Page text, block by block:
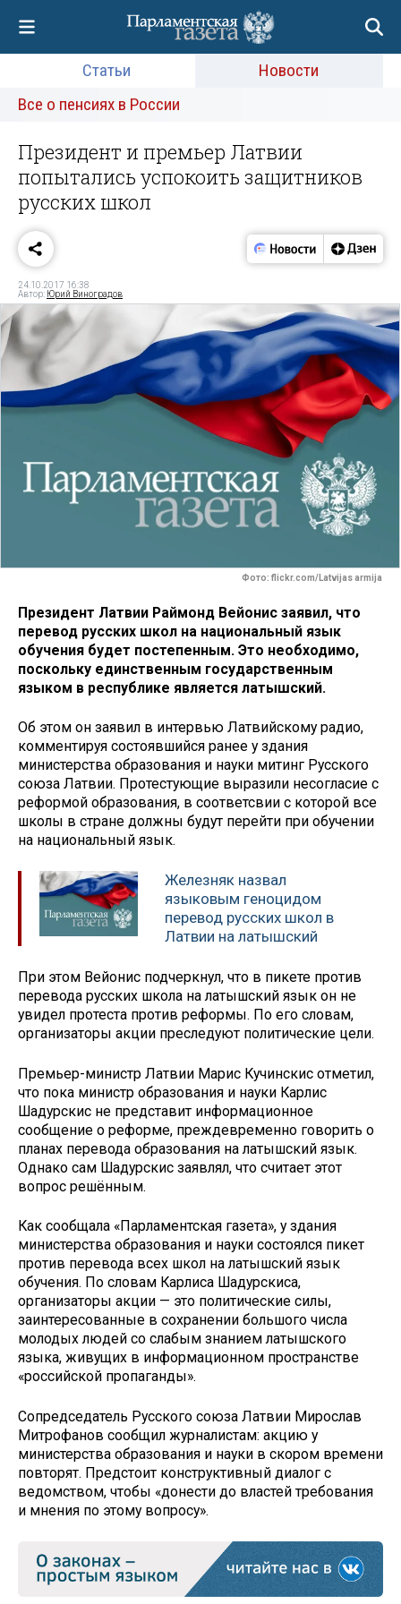
Статьи
Новости
Все о пенсиях в России
Президент и премьер Латвии
попытались успокоить защитников
русских школ
24.10.2017 16:38
Автор: Юрий Виноградов
Фото: flickr.com/Latvijas armija
Президент Латвии Раймонд Вейонис заявил, что
перевод русских школ на национальный язык
обучения будет постепенным. Это необходимо,
поскольку единственным государственным
языком в республике является латышский.
Об этом он заявил в интервью Латвийскому радио,
комментируя состоявшийся ранее у здания
министерства образования и науки митинг Русского
союза Латвии. Протестующие выразили несогласие с
реформой образования, в соответсвии с которой все
школы в стране должны будут перейти при обучении
на национальный язык.
Железняк назвал
языковым геноцидом
перевод русских школ в
Латвии на латышский
При этом Вейонис подчеркнул, что в пикете против
перевода русских школа на латышский язык он не
увидел протеста против реформы. По его словам,
организаторы акции преследуют политические цели.
Премьер-министр Латвии Марис Кучинскис отметил,
что пока министр образования и науки Карлис
Шадурскис не представит информационное
сообщение о реформе, преждевременно говорить о
планах перевода образования на латышский язык.
Однако сам Шадурскис заявлял, что считает этот
вопрос решённым.
Как сообщала «Парламентская газета», у здания
министерства образования и науки состоялся пикет
против перевода всех школ на латышский язык
обучения. По словам Карлиса Шадурскиса,
организаторы акции — это политические силы,
заинтересованные в сохранении большого числа
молодых людей со слабым знанием латышского
языка, живущих в информационном пространстве
«российской пропаганды».
Сопредседатель Русского союза Латвии Мирослав
Митрофанов сообщил журналистам: акцию у
министерства образования и науки в скором времени
повторят. Предстоит конструктивный диалог с
ведомством, чтобы «донести до властей требования
и мнения по этому вопросу».